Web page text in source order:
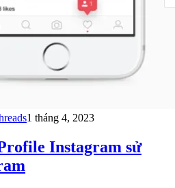
1 tháng 4, 2023
Instagram sử